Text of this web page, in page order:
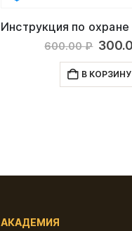
600.00₽
В КОРЗИНУ
АКАДЕМИЯ